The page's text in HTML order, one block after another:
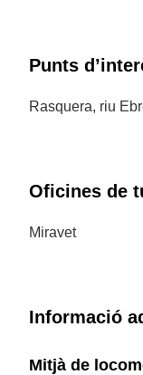
Punts
Rasquera, riu
Oficines de
Miravet
Informació
Mitjà de